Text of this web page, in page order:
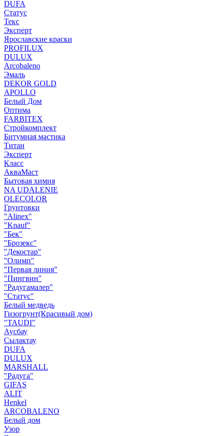
DUFA
Статус
Текс
Эксперт
Ярославские краски
PROFILUX
DULUX
Arcobaleno
Эмаль
DEKOR GOLD
APOLLO
Белый Дом
Оптима
FARBITEX
Стройкомплект
Битумная мастика
Титан
Эксперт
Класс
АкваМаст
Бытовая химия
NA UDALENIE
OLECOLOR
Грунтовки
"Alinex"
"Knauf"
"Бек"
"Брозекс"
"Декостар"
"Олимп"
"Первая линия"
"Пингвин"
"Радугамалер"
"Статус"
Белый медведь
Гизогрунт(Красивый дом)
"TAUDI"
Аусбау
Сылактау
DUFA
DULUX
MARSHALL
"Радуга"
GIFAS
ALIT
Henkel
ARCOBALENO
Белый дом
Узор